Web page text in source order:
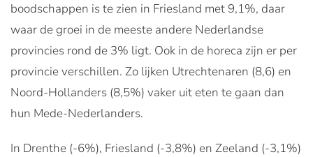
boodschappen is te zien in Friesland met 9,1%, daar
waar de groei in de meeste andere Nederlandse
provincies rond de 3% ligt. Ook in de horeca zijn er per
provincie verschillen. Zo lijken Utrechtenaren (8,6) en
Noord-Hollanders (8,5%) vaker uit eten te gaan dan
hun Mede-Nederlanders.
In Drenthe (-6%), Friesland (-3,8%) en Zeeland (-3,1%)